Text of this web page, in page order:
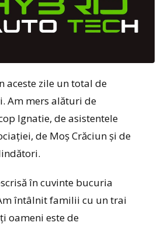
aceste zile un total de
Am mers alături de
Ignatie, de asistentele
de Moș Crăciun și de
în cuvinte bucuria
întâlnit familii cu un trai
oameni este de